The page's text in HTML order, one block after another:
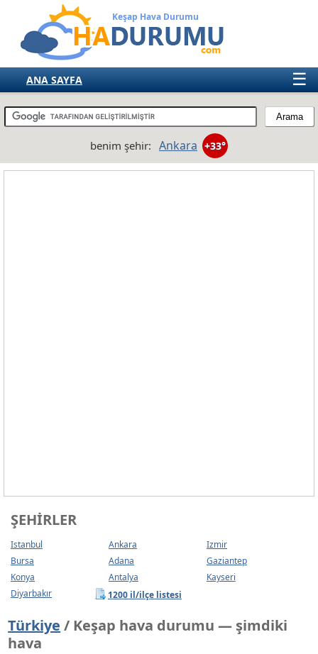
Keşap Hava Durumu
☰
ANA SAYFA
TÜRKİYE
AVRUPA
benim şehir: Ankara +33°
ŞEHIRLER
Istanbul Ankara
Izmir
Bursa
Adana
Gaziantep
Konya
Antalya
Kayseri
Diyarbakır
1200 il/ilçe listesi
Türkiye / Keşap hava durumu — şimdiki
hava